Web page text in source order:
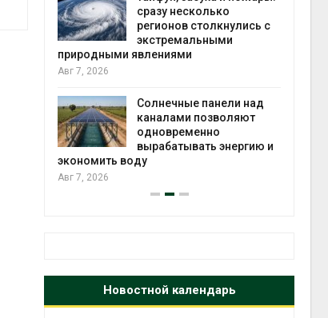
сразу несколько
регионов столкнулись с
экстремальными
природными явлениями
Авг 7, 2026
Солнечные панели над
каналами позволяют
одновременно
вырабатывать энергию и
экономить воду
Авг 7, 2026
Новостной календарь